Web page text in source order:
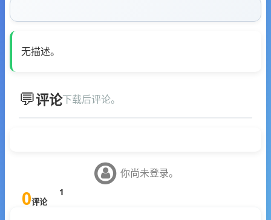
无描述。
评论下载后评论。
你尚未登录。
0评论
1